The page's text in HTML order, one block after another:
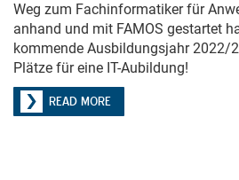
Weg zum Fachinformatiker für
anhand und mit FAMOS gestartet
kommende Ausbildungsjahr 2022/
Plätze für eine IT-Aubildung!
READ MORE